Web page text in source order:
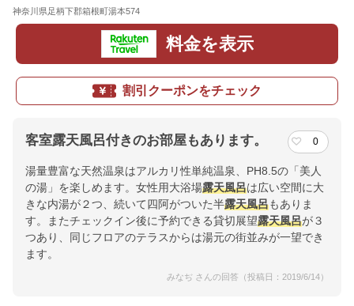
神奈川県足柄下郡箱根町湯本574
料金を表示
割引クーポンをチェック
客室露天風呂付きのお部屋もあります。 0
湯量豊富な天然温泉はアルカリ性単純温泉、PH8.5の「美人
の湯」を楽しめます。女性用大浴場露天風呂は広い空間に大
きな内湯が２つ、続いて四阿がついた半露天風呂もありま
す。またチェックイン後に予約できる貸切展望露天風呂が３
つあり、同じフロアのテラスからは湯元の街並みが一望でき
ます。
みなぢ さんの回答（投稿日：2019/6/14）